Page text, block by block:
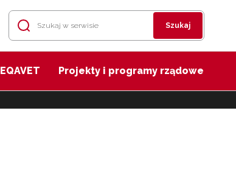
Szukaj
EQAVET Projekty i programy rządowe